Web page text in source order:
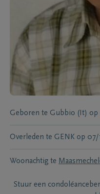
Geboren te Gubbio (It) op
Overleden te GENK op 07/
Woonachtig te
Stuur een